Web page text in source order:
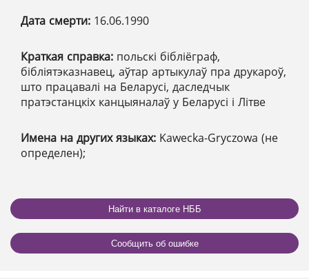
Дата смерти: 16.06.1990
Краткая справка: польскі бібліёграф,
бібліятэказнавец, аўтар артыкулаў пра друкароў,
што працавалі на Беларусі, даследчык
пратэстанцкіх канцыяналаў у Беларусі і Літве
Имена на других языках: Kawecka-Gryczowa (не
определен);
Найти в каталоге НББ
Сообщить об ошибке